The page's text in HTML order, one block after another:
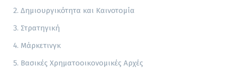
Δημιουργικότητα και Καινοτομία
Στρατηγική
Μάρκετινγκ
Βασικές Χρηματοοικονομικές Αρχές